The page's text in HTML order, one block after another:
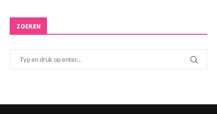
ZOEKEN